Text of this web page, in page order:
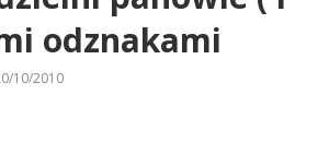
odznakami
10/2010